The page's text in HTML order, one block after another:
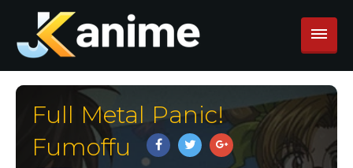
Full Metal Panic!
Fumoffu